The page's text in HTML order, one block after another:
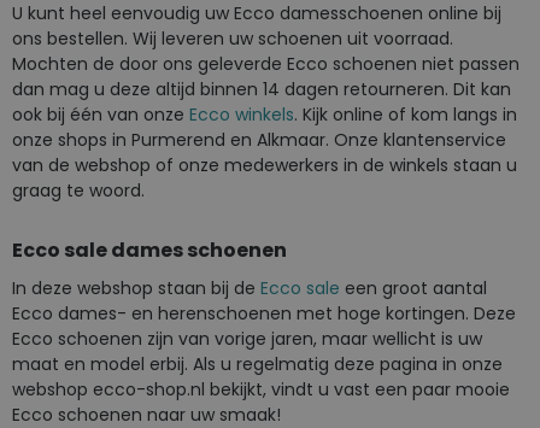
U kunt heel eenvoudig uw Ecco damesschoenen online bij
ons bestellen. Wij leveren uw schoenen uit voorraad.
Mochten de door ons geleverde Ecco schoenen niet passen
dan mag u deze altijd binnen 14 dagen retourneren. Dit kan
ook bij één van onze Ecco winkels. Kijk online of kom langs in
onze shops in Purmerend en Alkmaar. Onze klantenservice
van de webshop of onze medewerkers in de winkels staan u
graag te woord.
Ecco sale dames schoenen
In deze webshop staan bij de Ecco sale een groot aantal
Ecco dames- en herenschoenen met hoge kortingen. Deze
Ecco schoenen zijn van vorige jaren, maar wellicht is uw
maat en model erbij. Als u regelmatig deze pagina in onze
webshop ecco-shop.nl bekijkt, vindt u vast een paar mooie
Ecco schoenen naar uw smaak!